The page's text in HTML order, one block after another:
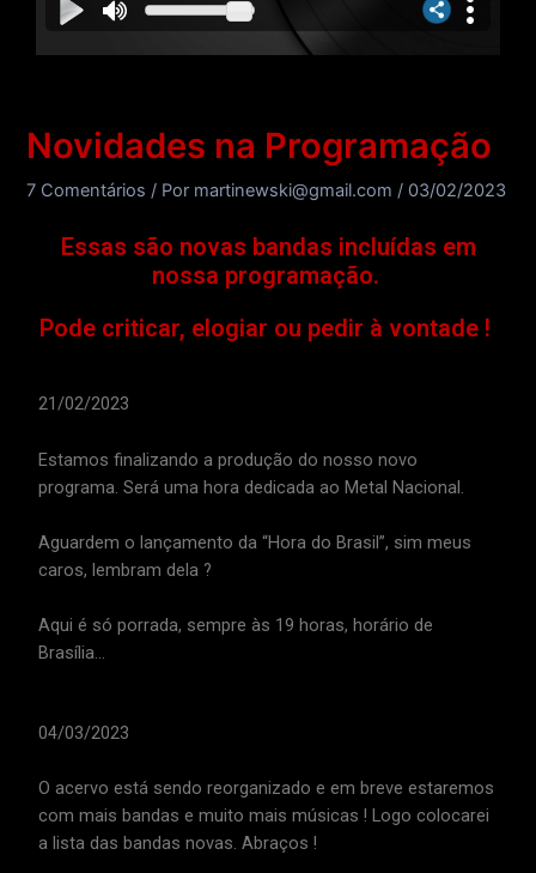
Novidades na Programação
7 Comentários / Por martinewski@gmail.com / 03/02/2023
Essas são novas bandas incluídas em
nossa programação.
Pode criticar, elogiar ou pedir à vontade !
21/02/2023
Estamos finalizando a produção do nosso novo
programa. Será uma hora dedicada ao Metal Nacional.
Aguardem o lançamento da “Hora do Brasil”, sim meus
caros, lembram dela ?
Aqui é só porrada, sempre às 19 horas, horário de
Brasília…
04/03/2023
O acervo está sendo reorganizado e em breve estaremos
com mais bandas e muito mais músicas ! Logo colocarei
a lista das bandas novas. Abraços !